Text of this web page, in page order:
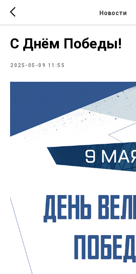
Новости
С Днём Победы!
2025-05-09 11:55